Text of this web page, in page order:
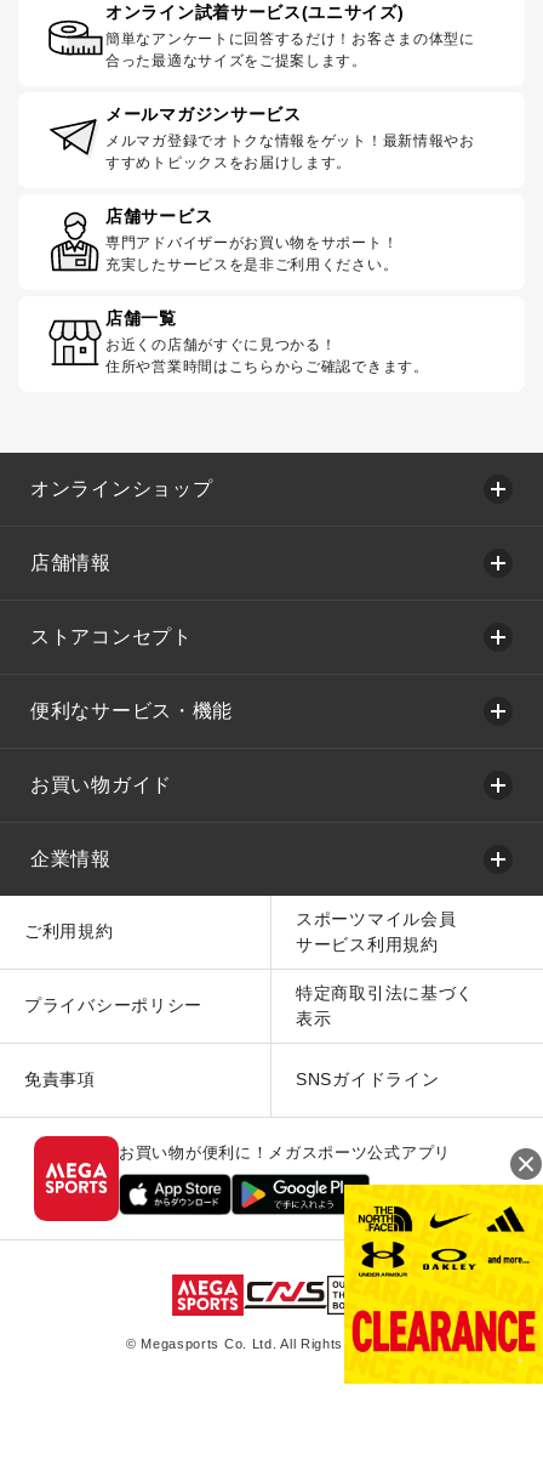
オンライン試着サービス(ユニサイズ)
簡単なアンケートに回答するだけ！お客さまの体型に
合った最適なサイズをご提案します。
メールマガジンサービス
メルマガ登録でオトクな情報をゲット！最新情報やお
すすめトピックスをお届けします。
店舗サービス
専門アドバイザーがお買い物をサポート！
充実したサービスを是非ご利用ください。
店舗一覧
お近くの店舗がすぐに見つかる！
住所や営業時間はこちらからご確認できます。
オンラインショップ
店舗情報
ストアコンセプト
便利なサービス・機能
お買い物ガイド
企業情報
ご利用規約
スポーツマイル会員
サービス利用規約
プライバシーポリシー
特定商取引法に基づく
表示
免責事項 SNSガイドライン
お買い物が便利に！メガスポーツ公式アプリ
© Megasports Co. Ltd. All Rights Reserved.